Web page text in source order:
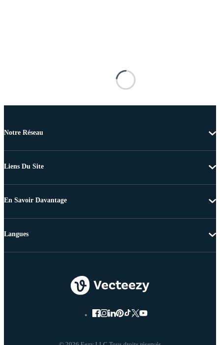
Notre Réseau
Liens Du Site
En Savoir Davantage
Langues